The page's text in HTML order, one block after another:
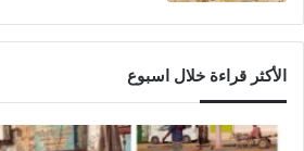
الأكثر قراءة خلال اسبوع